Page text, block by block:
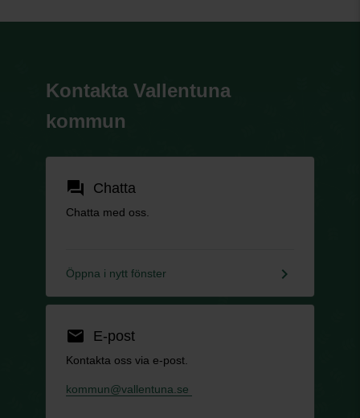
Kontakta Vallentuna
kommun
forum Chatta
Chatta med oss.
Öppna i nytt fönster keyboard_arrow_right
email E-post
Kontakta oss via e-post.
kommun@vallentuna.se